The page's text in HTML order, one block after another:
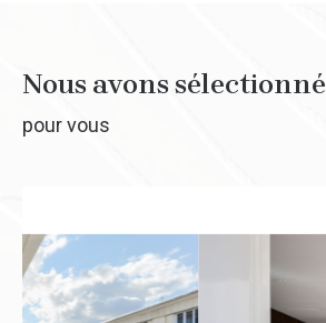
Nous avons sélectionné
pour vous